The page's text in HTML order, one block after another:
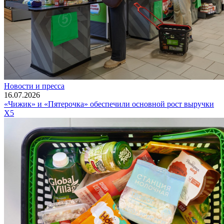
Новости и пресса
16.07.2026
«Чижик» и «Пятерочка» обеспечили основной рост выручки
X5